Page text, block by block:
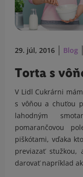
29. júl, 2016 Blog
Torta s
V Lidl Cukrárni
s vôňou a chuťou
lahodným
pomarančovou
piškótami, vďaka
previazať
darovať napríklad